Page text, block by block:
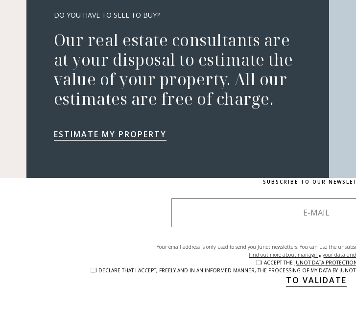
DO YOU HAVE TO SELL TO BUY?
Our real estate consultants are
at your disposal to estimate the
value of your property. All our
estimates are free of charge.
ESTIMATE MY PROPERTY
SUBSCRIBE TO OUR
Your email address is only used to send you Junot newsletters. You can use the
Find out more about managing your data
I ACCEPT THE JUNOT DATA
I DECLARE THAT I ACCEPT, FREELY AND IN AN INFORMED MANNER, THE PROCESSING OF MY DATA BY
TO VALIDATE